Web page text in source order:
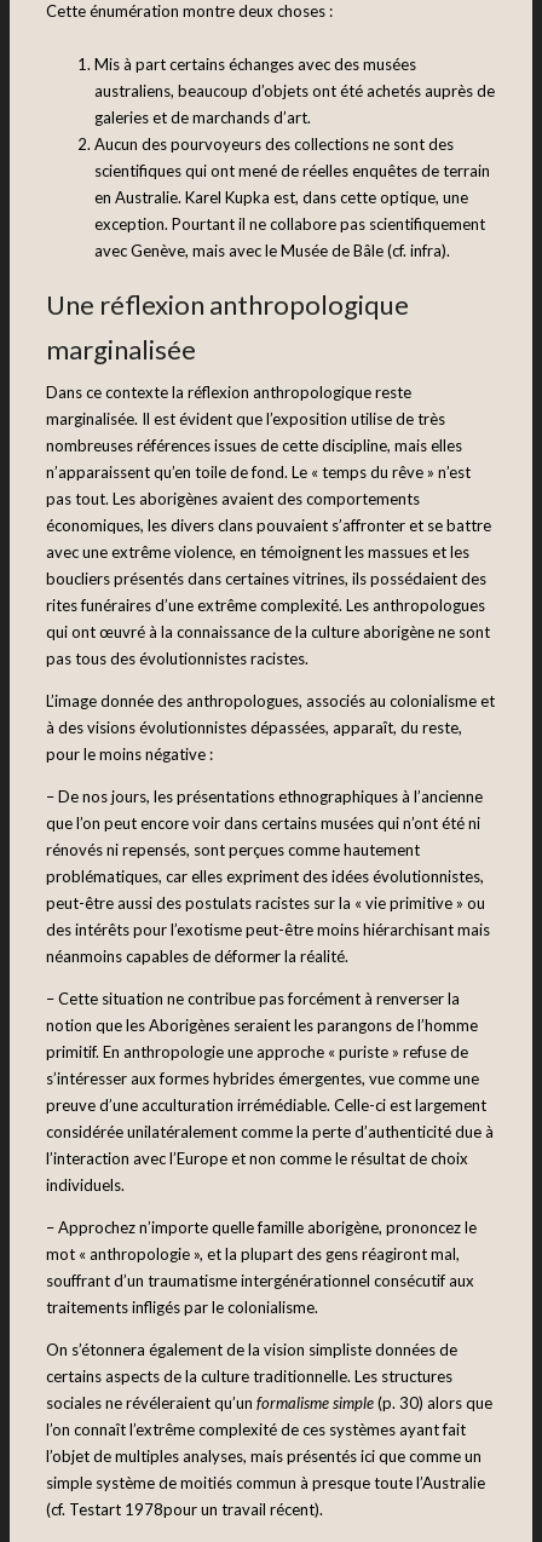
Cette énumération montre deux choses :
Mis à part certains échanges avec des musées
australiens, beaucoup d’objets ont été achetés auprès de
galeries et de marchands d’art.
Aucun des pourvoyeurs des collections ne sont des
scientifiques qui ont mené de réelles enquêtes de terrain
en Australie. Karel Kupka est, dans cette optique, une
exception. Pourtant il ne collabore pas scientifiquement
avec Genève, mais avec le Musée de Bâle (cf. infra).
Une réflexion anthropologique
marginalisée
Dans ce contexte la réflexion anthropologique reste
marginalisée. Il est évident que l’exposition utilise de très
nombreuses références issues de cette discipline, mais elles
n’apparaissent qu’en toile de fond. Le « temps du rêve » n’est
pas tout. Les aborigènes avaient des comportements
économiques, les divers clans pouvaient s’affronter et se battre
avec une extrême violence, en témoignent les massues et les
boucliers présentés dans certaines vitrines, ils possédaient des
rites funéraires d’une extrême complexité. Les anthropologues
qui ont œuvré à la connaissance de la culture aborigène ne sont
pas tous des évolutionnistes racistes.
L’image donnée des anthropologues, associés au colonialisme et
à des visions évolutionnistes dépassées, apparaît, du reste,
pour le moins négative :
– De nos jours, les présentations ethnographiques à l’ancienne
que l’on peut encore voir dans certains musées qui n’ont été ni
rénovés ni repensés, sont perçues comme hautement
problématiques, car elles expriment des idées évolutionnistes,
peut-être aussi des postulats racistes sur la « vie primitive » ou
des intérêts pour l’exotisme peut-être moins hiérarchisant mais
néanmoins capables de déformer la réalité.
– Cette situation ne contribue pas forcément à renverser la
notion que les Aborigènes seraient les parangons de l’homme
primitif. En anthropologie une approche « puriste » refuse de
s’intéresser aux formes hybrides émergentes, vue comme une
preuve d’une acculturation irrémédiable. Celle-ci est largement
considérée unilatéralement comme la perte d’authenticité due à
l’interaction avec l’Europe et non comme le résultat de choix
individuels.
– Approchez n’importe quelle famille aborigène, prononcez le
mot « anthropologie », et la plupart des gens réagiront mal,
souffrant d’un traumatisme intergénérationnel consécutif aux
traitements infligés par le colonialisme.
On s’étonnera également de la vision simpliste données de
certains aspects de la culture traditionnelle. Les structures
sociales ne révéleraient qu’un formalisme simple(p. 30) alors que
l’on connaît l’extrême complexité de ces systèmes ayant fait
l’objet de multiples analyses, mais présentés ici que comme un
simple système de moitiés commun à presque toute l’Australie
(cf. Testart 1978pour un travail récent).